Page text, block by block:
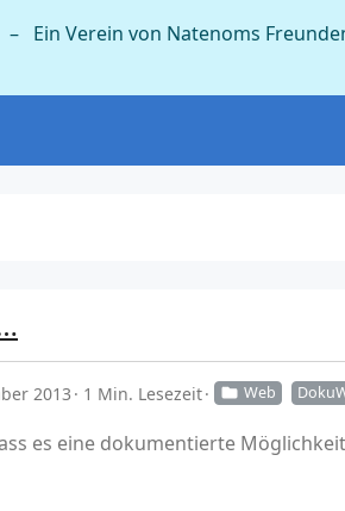
– Ein Verein von Natenoms
2013 1 Min. Lesezeit Web
es eine dokumentierte